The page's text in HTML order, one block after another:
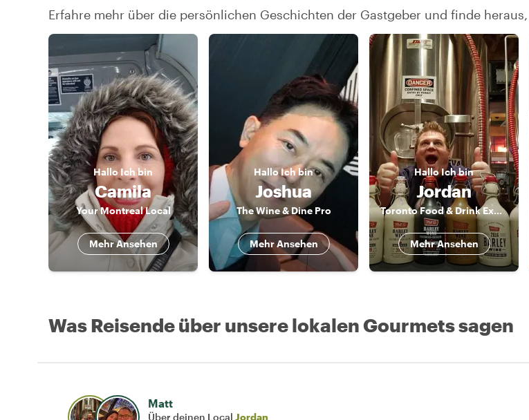
Erfahre mehr über die persönlichen Geschichten der Gastgeber und finde
Hallo Ich bin
Camila
Your Montreal Local
Mehr Ansehen
HalloIch bin
Joshua
The Wine & Dine Pro
Mehr Ansehen
HalloIch bin
Jordan
Toronto Food & Drink Expert
Mehr Ansehen
Was Reisende über unsere lokalen Gourmets sagen
Matt
Über deinen Local Jordan